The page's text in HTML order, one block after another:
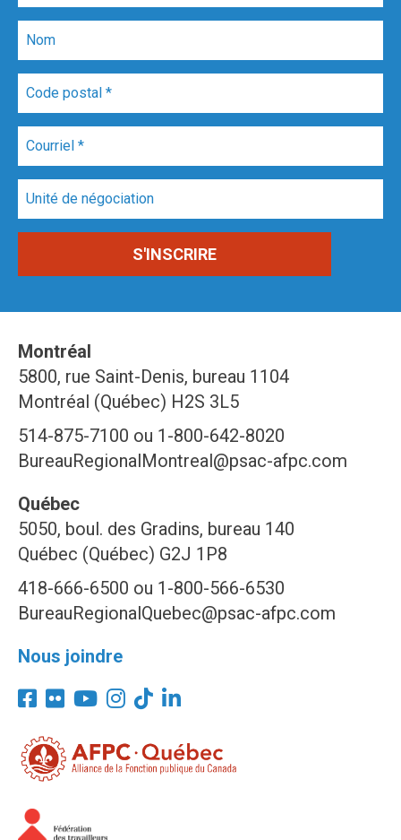
Montréal
5800, rue Saint-Denis, bureau 1104
Montréal (Québec) H2S 3L5
514-875-7100 ou 1-800-642-8020
BureauRegionalMontreal@psac-afpc.com
Québec
5050, boul. des Gradins, bureau 140
Québec (Québec) G2J 1P8
418-666-6500 ou 1-800-566-6530
BureauRegionalQuebec@psac-afpc.com
Nous joindre